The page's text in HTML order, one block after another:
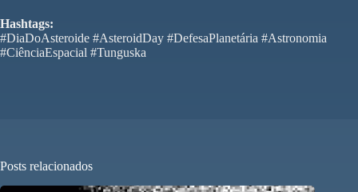
Hashtags:
#DiaDoAsteroide #AsteroidDay #DefesaPlanetária #Astronomia
#CiênciaEspacial #Tunguska
Posts relacionados